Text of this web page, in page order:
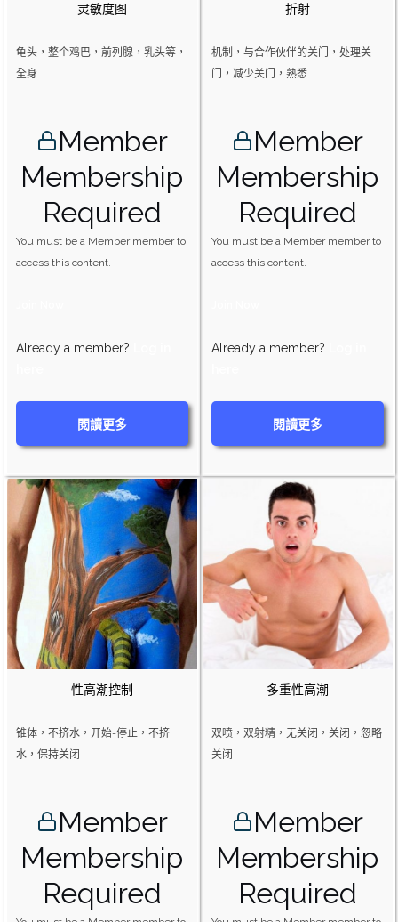
灵敏度图
龟头，整个鸡巴，前列腺，乳头等，
全身
Member
Membership
Required
You must be a Member member to
access this content.
Already a member?
閱讀更多
折射
机制，与合作伙伴的关门，处理关
门，减少关门，熟悉
Member
Membership
Required
You must be a Member member to
access this content.
Already a member?
閱讀更多
性高潮控制
锥体，不挤水，开始-停止，不挤
水，保持关闭
Member
Membership
Required
多重性高潮
双喷，双射精，无关闭，关闭，忽略
关闭
Member
Membership
Required